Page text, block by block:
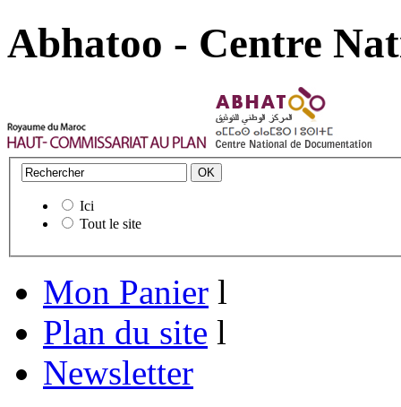
Abhatoo - Centre
Ici
Tout le site
Mon Panier l
Plan du site l
Newsletter